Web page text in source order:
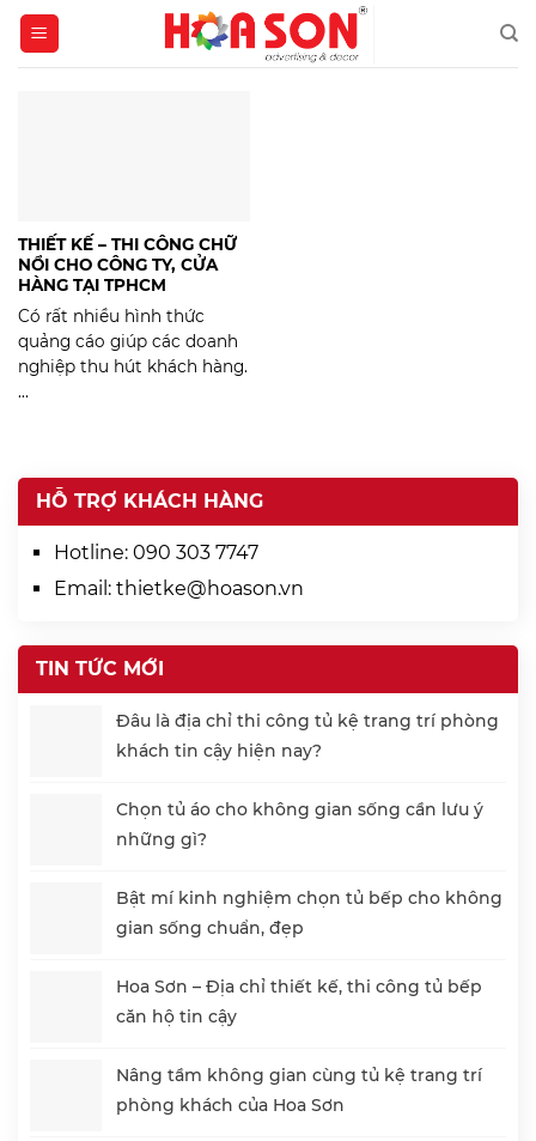
Skip
content
THIẾT KẾ – THI CÔNG CHỮ
NỔI CHO CÔNG TY, CỬA
HÀNG TẠI TPHCM
Có rất nhiều hình thức
quảng cáo giúp các doanh
nghiệp thu hút khách hàng.
...
HỖ TRỢ KHÁCH HÀNG
Hotline: 090 303 7747
Email: thietke@hoason.vn
TIN TỨC MỚI
Đâu là địa chỉ thi công tủ kệ trang trí phòng
khách tin cậy hiện nay?
Chọn tủ áo cho không gian sống cần lưu ý
những gì?
Bật mí kinh nghiệm chọn tủ bếp cho không
gian sống chuẩn, đẹp
Hoa Sơn – Địa chỉ thiết kế, thi công tủ bếp
căn hộ tin cậy
Nâng tầm không gian cùng tủ kệ trang trí
phòng khách của Hoa Sơn